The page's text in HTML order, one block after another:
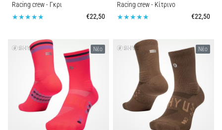
Racing crew- Γκρι
€22,50
Racing crew- Κίτρινο
€22,50
Νέο Νέο